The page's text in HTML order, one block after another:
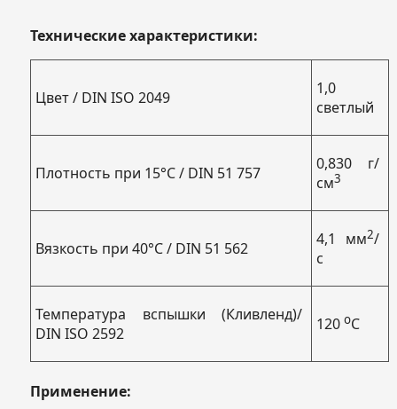
Технические характеристики:
Цвет / DIN ISO 2049
1,0
светлый
Плотность при 15°C / DIN 51 757
0,830 г/
см3
Вязкость при 40°C / DIN 51 562 4,1 мм2/
с
Температура вспышки (Кливленд)/
DIN ISO 2592
120 оС
Применение: